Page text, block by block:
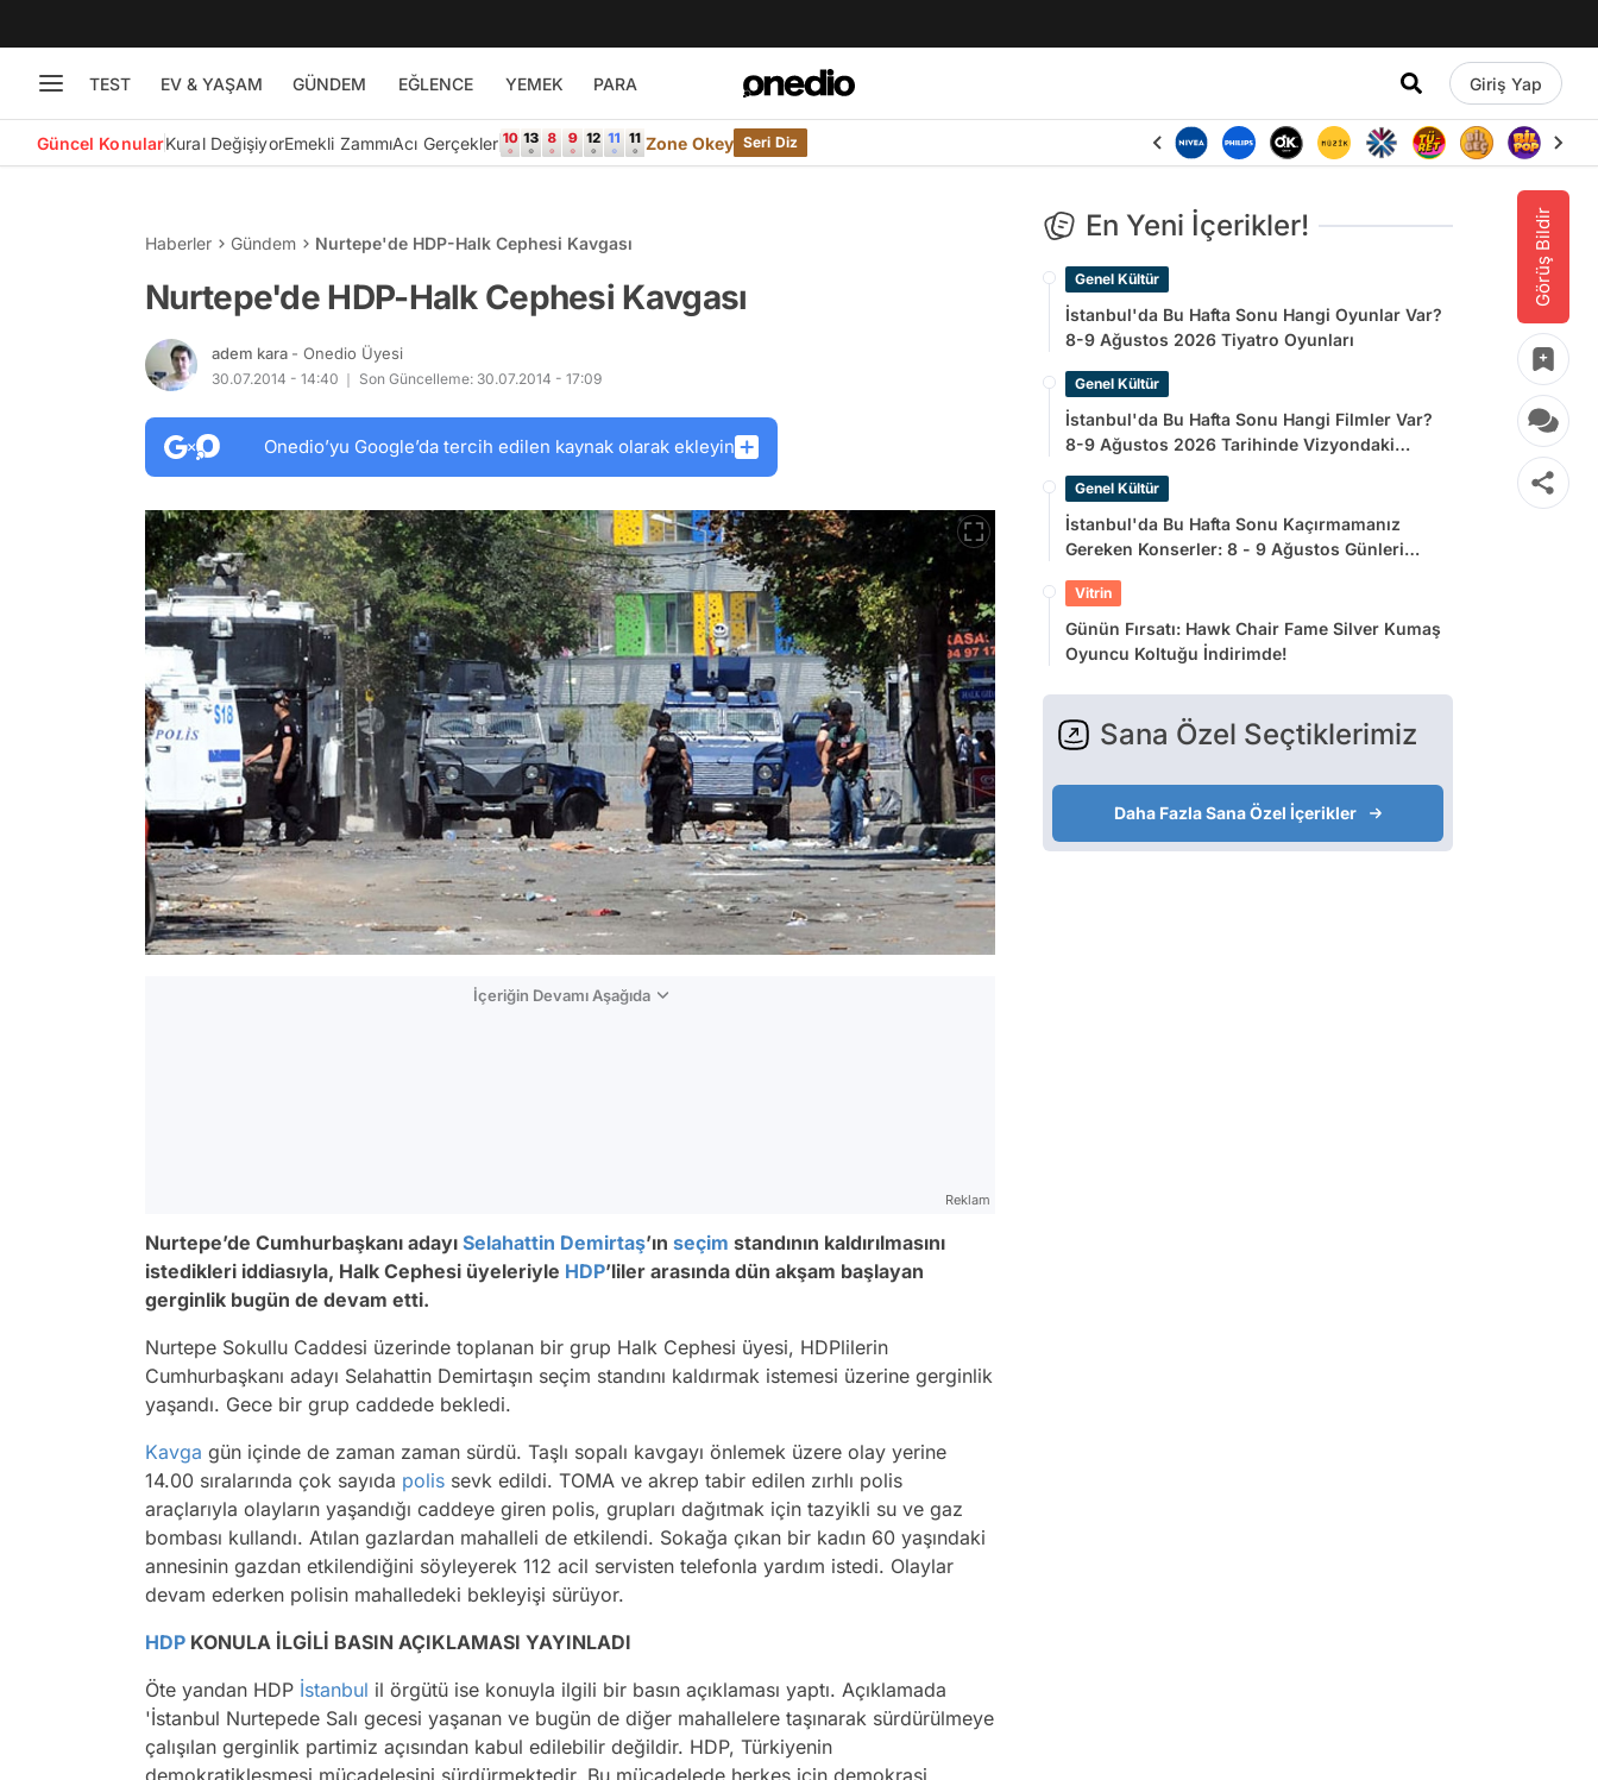
TEST EV & YAŞAM GÜNDEM EĞLENCE YEMEK PARA Giriş Yap
Güncel KonularKural DeğişiyorEmekli ZammıAcı Gerçekler Zone Okey Seri Diz
Görüş Bildir
Haberler Gündem Nurtepe'de HDP-Halk Cephesi Kavgası
Nurtepe'de HDP-Halk Cephesi Kavgası
adem kara - Onedio Üyesi
30.07.2014 - 14:40 Son Güncelleme: 30.07.2014 - 17:09
Onedio’yu Google’da tercih edilen kaynak olarak ekleyin
İçeriğin Devamı Aşağıda
Reklam
Nurtepe’de Cumhurbaşkanı adayı Selahattin Demirtaş’ın seçim standının kaldırılmasını
istedikleri iddiasıyla, Halk Cephesi üyeleriyle HDP’liler arasında dün akşam başlayan
gerginlik bugün de devam etti.
Nurtepe Sokullu Caddesi üzerinde toplanan bir grup Halk Cephesi üyesi, HDPlilerin
Cumhurbaşkanı adayı Selahattin Demirtaşın seçim standını kaldırmak istemesi üzerine gerginlik
yaşandı. Gece bir grup caddede bekledi.
Kavga gün içinde de zaman zaman sürdü. Taşlı sopalı kavgayı önlemek üzere olay yerine
14.00 sıralarında çok sayıda polis sevk edildi. TOMA ve akrep tabir edilen zırhlı polis
araçlarıyla olayların yaşandığı caddeye giren polis, grupları dağıtmak için tazyikli su ve gaz
bombası kullandı. Atılan gazlardan mahalleli de etkilendi. Sokağa çıkan bir kadın 60 yaşındaki
annesinin gazdan etkilendiğini söyleyerek 112 acil servisten telefonla yardım istedi. Olaylar
devam ederken polisin mahalledeki bekleyişi sürüyor.
HDP KONULA İLGİLİ BASIN AÇIKLAMASI YAYINLADI
Öte yandan HDP İstanbul il örgütü ise konuyla ilgili bir basın açıklaması yaptı. Açıklamada
'İstanbul Nurtepede Salı gecesi yaşanan ve bugün de diğer mahallelere taşınarak sürdürülmeye
çalışılan gerginlik partimiz açısından kabul edilebilir değildir. HDP, Türkiyenin
demokratikleşmesi mücadelesini sürdürmektedir. Bu mücadelede herkes için demokrasi
En Yeni İçerikler!
Genel Kültür
İstanbul'da Bu Hafta Sonu Hangi Oyunlar Var?
8-9 Ağustos 2026 Tiyatro Oyunları
Genel Kültür
İstanbul'da Bu Hafta Sonu Hangi Filmler Var?
8-9 Ağustos 2026 Tarihinde Vizyondaki
Genel Kültür
İstanbul'da Bu Hafta Sonu Kaçırmamanız
Gereken Konserler: 8 - 9 Ağustos Günleri
Vitrin
Günün Fırsatı: Hawk Chair Fame Silver Kumaş
Oyuncu Koltuğu İndirimde!
Sana Özel Seçtiklerimiz
Daha Fazla Sana Özel İçerikler